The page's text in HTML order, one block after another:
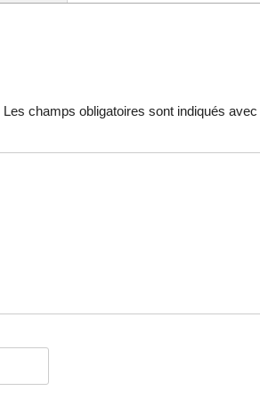
Les champs obligatoires sont indiqués avec